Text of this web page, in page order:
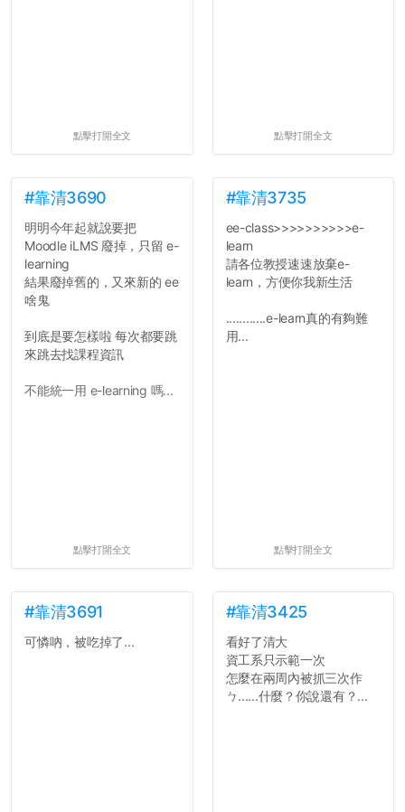
點擊打開全文 點擊打開全文
#靠清3690
明明今年起就說要把
Moodle iLMS 廢掉，只留 e-
learning
結果廢掉舊的，又來新的 ee
啥鬼
到底是要怎樣啦 每次都要跳
來跳去找課程資訊
不能統一用 e-learning 嗎...
點擊打開全文
#靠清3735
ee-class>>>>>>>>>>e-
learn
請各位教授速速放棄e-
learn，方便你我新生活
............e-learn真的有夠難
用...
點擊打開全文
#靠清3691
可憐吶，被吃掉了...
#靠清3425
看好了清大
資工系只示範一次
怎麼在兩周內被抓三次作
ㄅ......什麼？你說還有？...